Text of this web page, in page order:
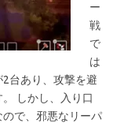
ー
戦
で
は
2台あり、攻撃を避
しかし、入り口
で、邪悪なリーパ